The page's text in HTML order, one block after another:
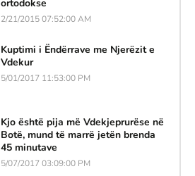
ortodokse
2/21/2015 07:52:00 AM
Kuptimi i Ëndërrave me Njerëzit e
Vdekur
5/01/2017 11:53:00 PM
Kjo është pija më Vdekjeprurëse në
Botë, mund të marrë jetën brenda
45 minutave
5/07/2017 03:09:00 PM